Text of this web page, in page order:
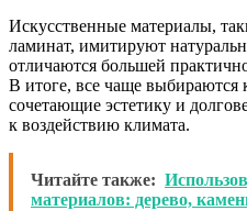
Искусственные материалы,
ламинат, имитируют
отличаются большей
В итоге, все чаще выбираются
сочетающие эстетику и
к воздействию климата.
Читайте также:
материалов: дерево,